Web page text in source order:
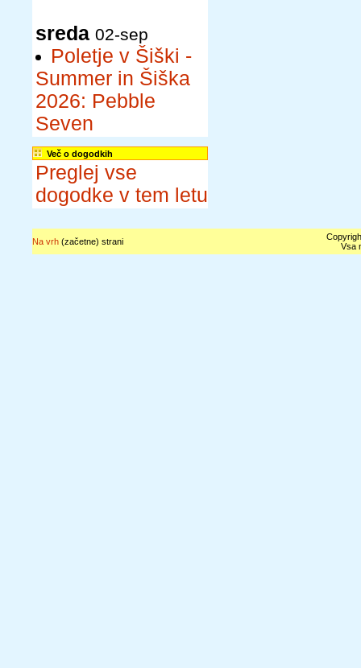
sreda 02-sep
Poletje v Šiški -
Summer in Šiška
2026: Pebble
Seven
Več o dogodkih
Preglej vse
dogodke v tem letu
Na vrh(začetne) strani
Vsa